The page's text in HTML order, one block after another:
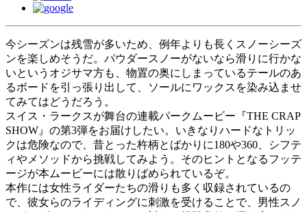
今シーズンは残雪が多いため、例年よりも長くスノーシーズ
ンを楽しめそうだ。パウダースノーがないなら滑りに行かな
いというオジサマ方も、物置の奥にしまっているテールのあ
るボードを引っ張り出して、ソールにワックスを染み込ませ
てみてはどうだろう。
スイス・ラークスが舞台の連載パークムービー『THE CRAP
SHOW』の第3弾をお届けしたい。いきなりハードなトリッ
クは危険なので、昔とった杵柄とばかりに180や360、シフテ
ィやメソッドから挑戦してみよう。そのヒントとなるフッテ
ージが本ムービーには散りばめられているぞ。
本作には女性ライダーたちの滑りも多く収録されているの
で、彼女らのライディングに刺激を受けることで、男性スノ